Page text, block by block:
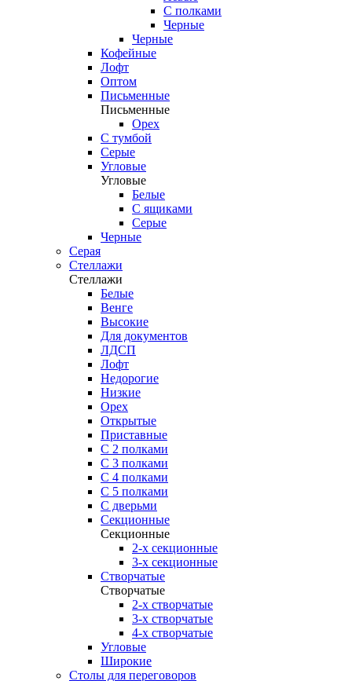
С полками
Черные
Черные
Кофейные
Лофт
Оптом
Письменные
Письменные
Орех
С тумбой
Серые
Угловые
Угловые
Белые
С ящиками
Серые
Черные
Серая
Стеллажи
Стеллажи
Белые
Венге
Высокие
Для документов
ЛДСП
Лофт
Недорогие
Низкие
Орех
Открытые
Приставные
С 2 полками
С 3 полками
С 4 полками
С 5 полками
С дверьми
Секционные
Секционные
2-х секционные
3-х секционные
Створчатые
Створчатые
2-х створчатые
3-х створчатые
4-х створчатые
Угловые
Широкие
Столы для переговоров